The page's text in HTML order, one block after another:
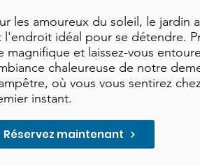
les amoureux du soleil, le jardin
l'endroit idéal pour se détendre.
magnifique et laissez-vous
chaleureuse de notre
où vous vous sentirez
instant.
Réservez maintenant